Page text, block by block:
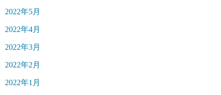
2022年5月
2022年4月
2022年3月
2022年2月
2022年1月